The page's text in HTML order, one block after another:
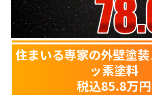
住まいる専家の外壁塗
ッ素塗料
税込85.8万円